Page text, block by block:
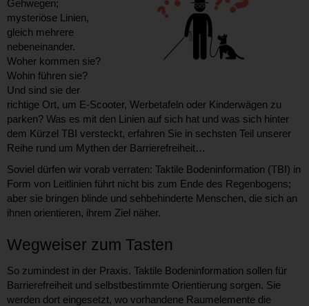
Gehwegen;
mysteriöse Linien,
gleich mehrere
nebeneinander.
Woher kommen sie?
Wohin führen sie?
Und sind sie der
richtige Ort, um E-Scooter, Werbetafeln oder Kinderwägen zu
parken? Was es mit den Linien auf sich hat und was sich hinter
dem Kürzel TBI versteckt, erfahren Sie in sechsten Teil unserer
Reihe rund um Mythen der Barrierefreiheit…
Soviel dürfen wir vorab verraten: Taktile Bodeninformation (TBI) in
Form von Leitlinien führt nicht bis zum Ende des Regenbogens;
aber sie bringen blinde und sehbehinderte Menschen, die sich an
ihnen orientieren, ihrem Ziel näher.
Wegweiser zum Tasten
So zumindest in der Praxis. Taktile Bodeninformation sollen für
Barrierefreiheit und selbstbestimmte Orientierung sorgen. Sie
werden dort eingesetzt, wo vorhandene Raumelemente die